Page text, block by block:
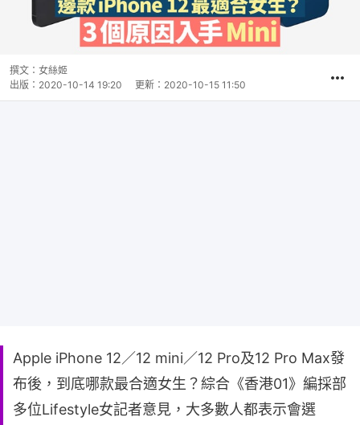
撰文： 女絲姬
出版： 2020-10-14 19:20 更新： 2020-10-15 11:50
Apple iPhone 12／12 mini／12 Pro及12 Pro Max發
布後，到底哪款最合適女生？綜合《香港01》編採部
多位Lifestyle女記者意見，大多數人都表示會選